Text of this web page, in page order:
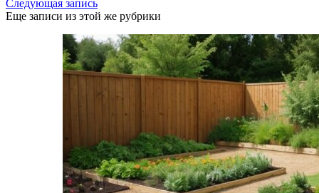
Следующая запись
Еще записи из этой же рубрики